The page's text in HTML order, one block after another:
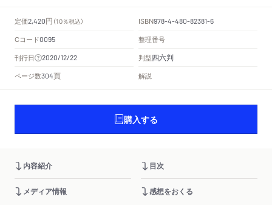
定価2,420円 （10％税込） ISBN978-4-480-82381-6
Cコード0095
整理番号
刊行日
2020/12/22 判型四六判
ページ数304頁 解説
購入する
内容紹介 目次
メディア情報 感想をおくる